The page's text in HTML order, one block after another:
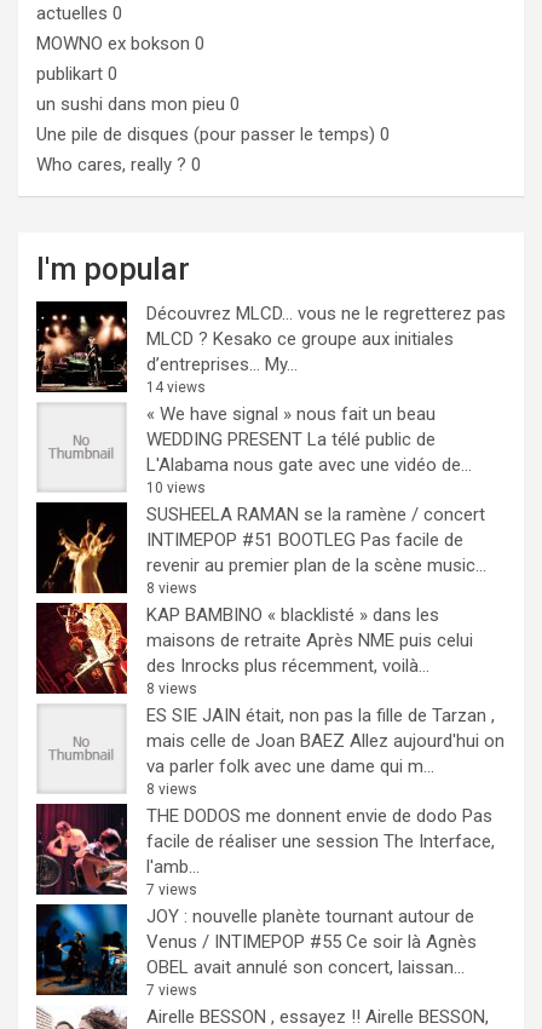
actuelles 0
MOWNO ex bokson 0
publikart 0
un sushi dans mon pieu 0
Une pile de disques (pour passer le temps) 0
Who cares, really ? 0
I'm popular
Découvrez MLCD… vous ne le regretterez pas
MLCD ? Kesako ce groupe aux initiales
d’entreprises… My...
14 views
« We have signal » nous fait un beau
WEDDING PRESENT La télé public de
L'Alabama nous gate avec une vidéo de...
10 views
SUSHEELA RAMAN se la ramène / concert
INTIMEPOP #51 BOOTLEG Pas facile de
revenir au premier plan de la scène music...
8 views
KAP BAMBINO « blacklisté » dans les
maisons de retraite Après NME puis celui
des Inrocks plus récemment, voilà...
8 views
ES SIE JAIN était, non pas la fille de Tarzan ,
mais celle de Joan BAEZ Allez aujourd'hui on
va parler folk avec une dame qui m...
8 views
THE DODOS me donnent envie de dodo Pas
facile de réaliser une session The Interface,
l'amb...
7 views
JOY : nouvelle planète tournant autour de
Venus / INTIMEPOP #55 Ce soir là Agnès
OBEL avait annulé son concert, laissan...
7 views
Airelle BESSON , essayez !! Airelle BESSON,